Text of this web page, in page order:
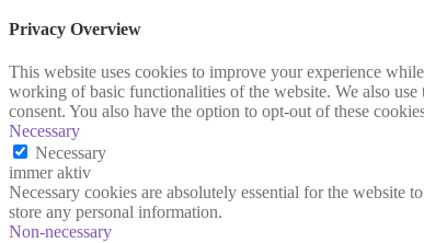
Privacy Overview
This website uses cookies to improve your experience
working of basic functionalities of the website. We also
consent. You also have the option to opt-out of these
Necessary
Necessary
immer aktiv
Necessary cookies are absolutely essential for the website
store any personal information.
Non-necessary